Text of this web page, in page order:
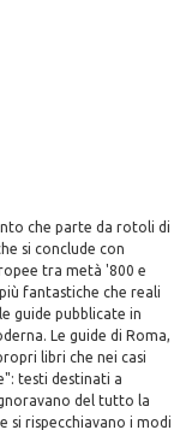
che parte da rotoli di
si conclude con
tra metà '800 e
fantastiche che reali
guide pubblicate in
Le guide di Roma,
libri che nei casi
testi destinati a
del tutto la
rispecchiavano i modi